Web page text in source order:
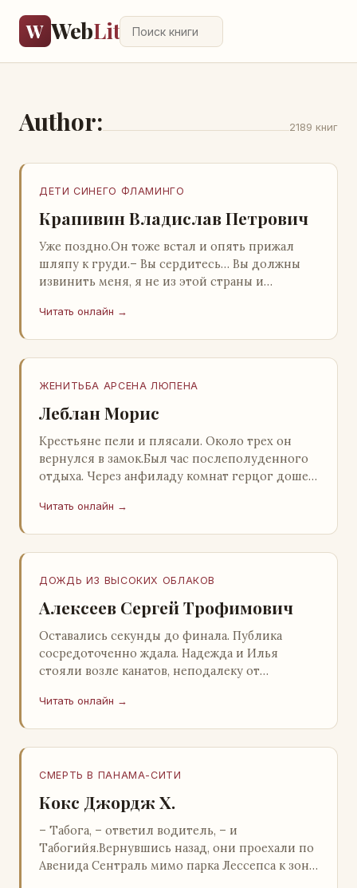
W WebLit
Author: 2189 книг
ДЕТИ СИНЕГО ФЛАМИНГО
Крапивин Владислав Петрович
Уже поздно.Он тоже встал и опять прижал
шляпу к груди.– Вы сердитесь… Вы должны
извинить меня, я не из этой страны и
прошу: выс…
Читать онлайн →
ЖЕНИТЬБА АРСЕНА ЛЮПЕНА
Леблан Морис
Крестьяне пели и плясали. Около трех он
вернулся в замок.Был час послеполуденного
отдыха. Через анфиладу комнат герцог дошел
во…
Читать онлайн →
ДОЖДЬ ИЗ ВЫСОКИХ ОБЛАКОВ
Алексеев Сергей Трофимович
Оставались секунды до финала. Публика
сосредоточенно ждала. Надежда и Илья
стояли возле канатов, неподалеку от
прочей публики, …
Читать онлайн →
СМЕРТЬ В ПАНАМА-СИТИ
Кокс Джордж Х.
– Табога, – ответил водитель, – и
Табогийя.Вернувшись назад, они проехали по
Авенида Сентраль мимо парка Лессепса к зоне